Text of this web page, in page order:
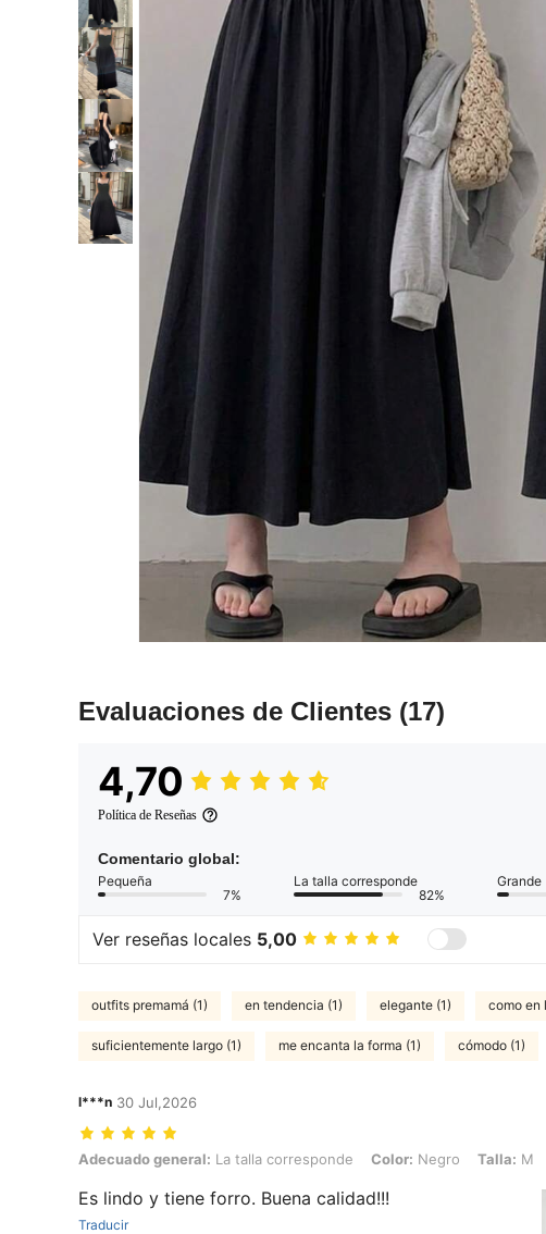
Evaluaciones de Clientes (17)
4,70
Política de Reseñas
Comentario global:
Pequeña
7%
La talla corresponde
82%
Grande
Ver reseñas locales 5,00
outfits premamá (1) en tendencia (1) elegante (1) como en
suficientemente largo (1) me encanta la forma (1) cómodo (1)
l***n 30 Jul,2026
Adecuado general: La talla corresponde, Color: Negro, Talla: M
Adecuado general: La talla corresponde Color: Negro Talla: M
Es lindo y tiene forro. Buena calidad!!!
Traducir